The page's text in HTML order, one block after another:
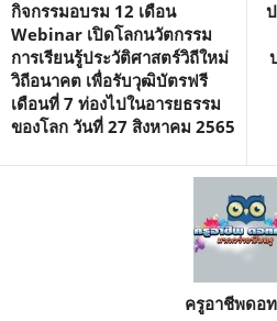
กิจกรรมอบรม 12 เดือน
Webinar เปิดโลกนวัตกรรม
การเรียนรู้ประวัติศาสตร์วิถีใหม่
วิถีอนาคต เพื่อรับวุฒิบัตรฟรี
เดือนที่ 7 ท่องไปในอารยธรรม
ของโลก วันที่ 27 สิงหาคม 2565
ครูอาชีพดอ